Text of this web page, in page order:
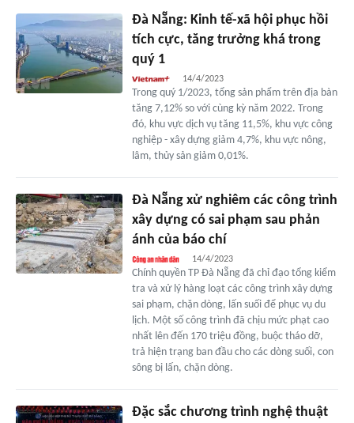
Đà Nẵng: Kinh tế-xã hội phục hồi
tích cực, tăng trưởng khá trong
quý 1
14/4/2023
Trong quý 1/2023, tổng sản phẩm trên địa bàn
tăng 7,12% so với cùng kỳ năm 2022. Trong
đó, khu vực dịch vụ tăng 11,5%, khu vực công
nghiệp - xây dựng giảm 4,7%, khu vực nông,
lâm, thủy sản giảm 0,01%.
Đà Nẵng xử nghiêm các công trình
xây dựng có sai phạm sau phản
ánh của báo chí
14/4/2023
Chính quyền TP Đà Nẵng đã chỉ đạo tổng kiểm
tra và xử lý hàng loạt các công trình xây dựng
sai phạm, chặn dòng, lấn suối để phục vụ du
lịch. Một số công trình đã chịu mức phạt cao
nhất lên đến 170 triệu đồng, buộc tháo dỡ,
trả hiện trạng ban đầu cho các dòng suối, con
sông bị lấn, chặn dòng.
Đặc sắc chương trình nghệ thuật